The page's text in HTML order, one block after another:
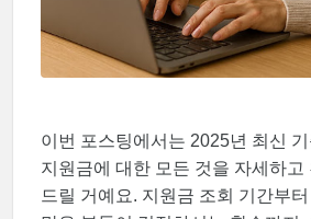
이번 포스팅에서는 2025년 최신
지원금에 대한 모든 것을 자세하고
드릴 거예요. 지원금 조회 기간부